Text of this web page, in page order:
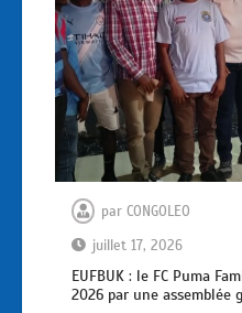
par CONGOLEO
juillet 17, 2026
EUFBUK : le FC Puma
2026 par une assemblée